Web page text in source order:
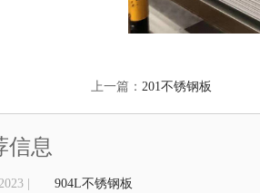
上一篇： 201不锈钢板
信息
| 904L不锈钢板